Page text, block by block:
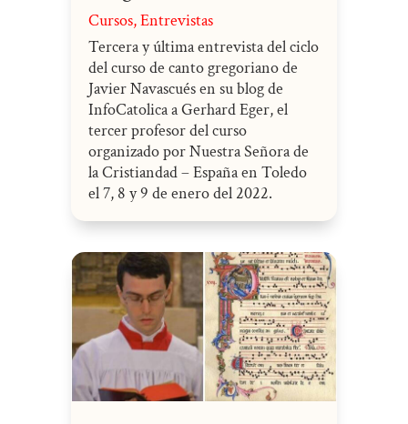
Cursos,Entrevistas
Tercera y última entrevista del ciclo
del curso de canto gregoriano de
Javier Navascués en su blog de
InfoCatolica a Gerhard Eger, el
tercer profesor del curso
organizado por Nuestra Señora de
la Cristiandad – España en Toledo
el 7, 8 y 9 de enero del 2022.